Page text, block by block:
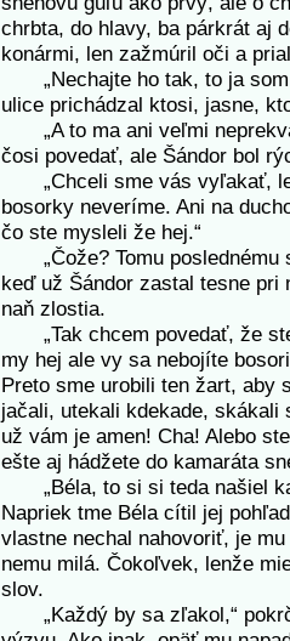
chrbta, do hlavy, ba párkrát aj
konármi, len zažmúril oči a
„Nechajte ho tak, to ja
ulice prichádzal ktosi, jasne,
„A to ma ani veľmi
čosi povedať, ale Šándor bol
„Chceli sme vás vyľakať,
bosorky neveríme. Ani na
čo ste mysleli že hej.“
„Čože? Tomu poslednému
keď už Šándor zastal tesne
naň zlostia.
„Tak chcem povedať, že
my hej ale vy sa nebojíte
Preto sme urobili ten žart, aby
jačali, utekali kdekade,
už vám je amen! Cha! Alebo
ešte aj hádžete do kamaráta
„Béla, to si si teda našiel
Napriek tme Béla cítil jej
vlastne nechal nahovoriť, je
nemu milá. Čokoľvek, lenže
slov.
„Každý by sa zľakol,“